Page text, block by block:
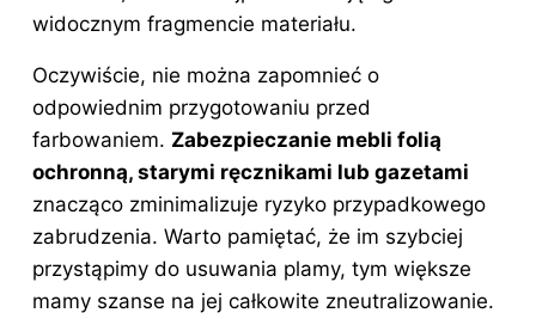
widocznym fragmencie materiału.
Oczywiście, nie można zapomnieć o
odpowiednim przygotowaniu przed
farbowaniem. Zabezpieczanie mebli folią
ochronną, starymi ręcznikami lub gazetami
znacząco zminimalizuje ryzyko przypadkowego
zabrudzenia. Warto pamiętać, że im szybciej
przystąpimy do usuwania plamy, tym większe
mamy szanse na jej całkowite zneutralizowanie.